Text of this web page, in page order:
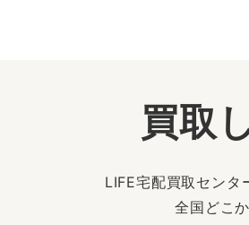
買取
LIFE宅配買取センタ
全国どこ